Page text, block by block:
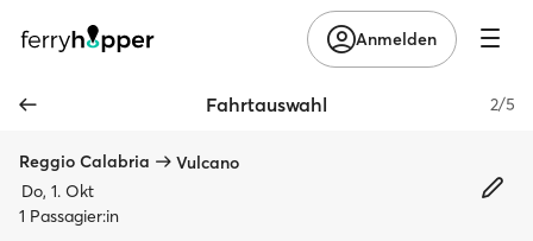
Anmelden
Fahrtauswahl 2/5
Reggio Calabria
Vulcano
Do, 1. Okt
1 Passagier:in